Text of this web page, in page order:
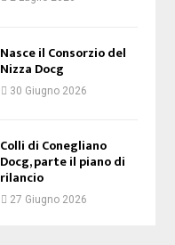
Nasce il Consorzio del
Nizza Docg
30 Giugno 2026
Colli di Conegliano
Docg, parte il piano di
rilancio
27 Giugno 2026